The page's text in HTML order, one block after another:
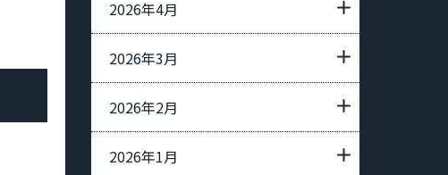
2026年4月
2026年3月
2026年2月
2026年1月